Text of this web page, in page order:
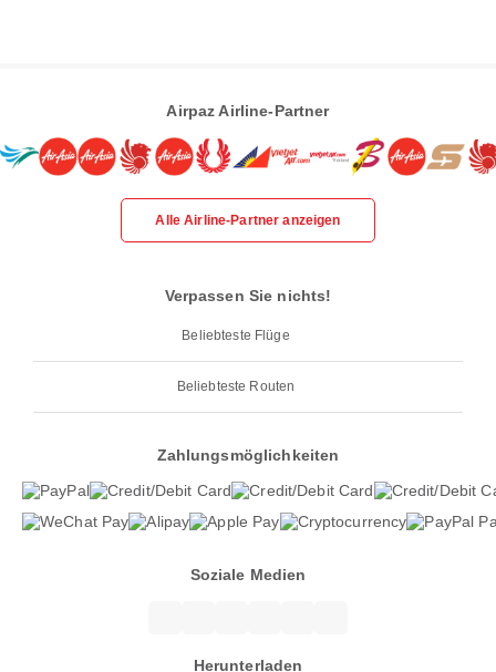
Airpaz Airline-Partner
Alle Airline-Partner anzeigen
Verpassen Sie nichts!
Beliebteste Flüge
Beliebteste Routen
Zahlungsmöglichkeiten
Soziale Medien
Herunterladen